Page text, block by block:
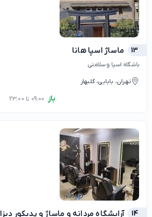
13 ماساژ اسپا هانا
باشگاه اسپا و سلامتی
تهران، بابایی، گلبهار
باز
14 آرایشگاه مردانه و ماساژ و پدیکور دیزا